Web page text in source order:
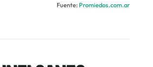
Fuente: Promiedos.com.ar